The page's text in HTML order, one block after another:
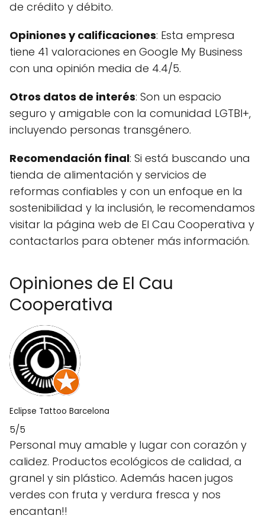
de crédito y débito.
Opiniones y calificaciones: Esta empresa
tiene 41 valoraciones en Google My Business
con una opinión media de 4.4/5.
Otros datos de interés: Son un espacio
seguro y amigable con la comunidad LGTBI+,
incluyendo personas transgénero.
Recomendación final: Si está buscando una
tienda de alimentación y servicios de
reformas confiables y con un enfoque en la
sostenibilidad y la inclusión, le recomendamos
visitar la página web de El Cau Cooperativa y
contactarlos para obtener más información.
Opiniones de El Cau
Cooperativa
Eclipse Tattoo Barcelona
5/5
Personal muy amable y lugar con corazón y
calidez. Productos ecológicos de calidad, a
granel y sin plástico. Además hacen jugos
verdes con fruta y verdura fresca y nos
encantan!!